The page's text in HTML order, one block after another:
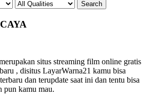
situs streaming film online gratis
, disitus LayarWarna21 kamu bisa
dan terupdate saat ini dan tentu bisa
pun kamu mau.